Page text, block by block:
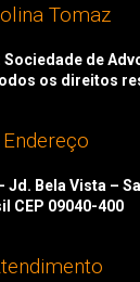
Tomaz
Sociedade de
os direitos
Endereço
Jd. Bela Vista –
CEP 09040-400